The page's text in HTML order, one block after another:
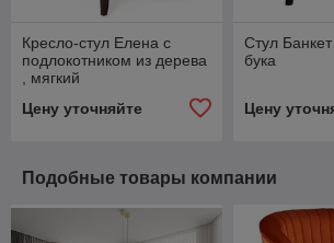
Кресло-стул Елена с
подлокотником из дерева
, мягкий
Цену уточняйте
Стул
бука
Цену
Подобные товары компании